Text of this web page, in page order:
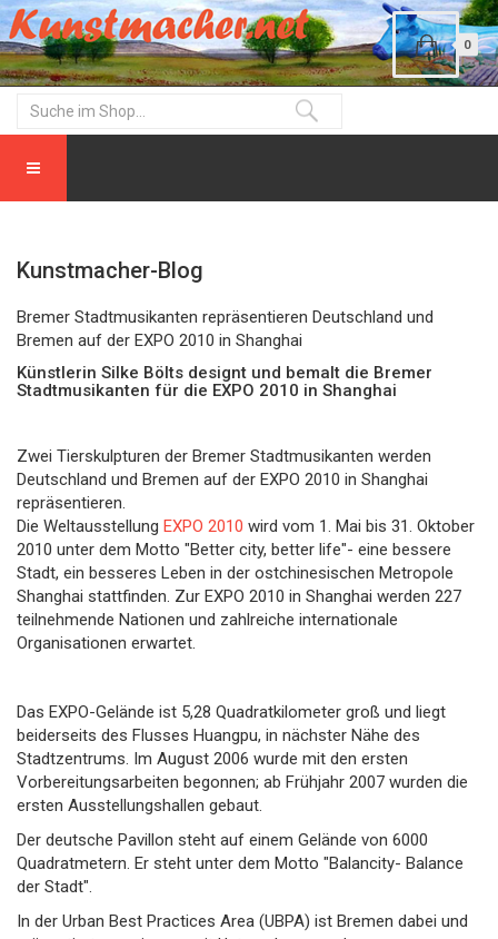
0
Kunstmacher-Blog
Bremer Stadtmusikanten repräsentieren Deutschland und
Bremen auf der EXPO 2010 in Shanghai
Künstlerin Silke Bölts designt und bemalt die Bremer
Stadtmusikanten für die EXPO 2010 in Shanghai
Zwei Tierskulpturen der Bremer Stadtmusikanten werden
Deutschland und Bremen auf der EXPO 2010 in Shanghai
repräsentieren.
Die Weltausstellung EXPO 2010 wird vom 1. Mai bis 31. Oktober
2010 unter dem Motto "Better city, better life"- eine bessere
Stadt, ein besseres Leben in der ostchinesischen Metropole
Shanghai stattfinden. Zur EXPO 2010 in Shanghai werden 227
teilnehmende Nationen und zahlreiche internationale
Organisationen erwartet.
Das EXPO-Gelände ist 5,28 Quadratkilometer groß und liegt
beiderseits des Flusses Huangpu, in nächster Nähe des
Stadtzentrums. Im August 2006 wurde mit den ersten
Vorbereitungsarbeiten begonnen; ab Frühjahr 2007 wurden die
ersten Ausstellungshallen gebaut.
Der deutsche Pavillon steht auf einem Gelände von 6000
Quadratmetern. Er steht unter dem Motto "Balancity- Balance
der Stadt".
In der Urban Best Practices Area (UBPA) ist Bremen dabei und